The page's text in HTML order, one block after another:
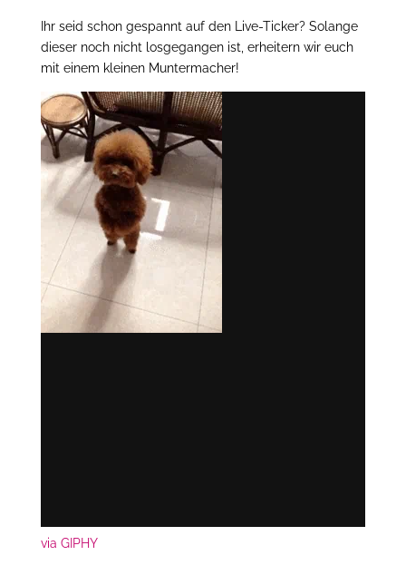
Ihr seid schon gespannt auf den Live-Ticker? Solange
dieser noch nicht losgegangen ist, erheitern wir euch
mit einem kleinen Muntermacher!
via GIPHY